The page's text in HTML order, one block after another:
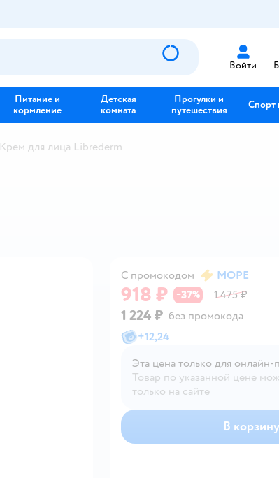
Войти
Питание и
кормление
Детская
комната
Прогулки и
путешествия
Спорт
Крем для лица Librederm
С промокодом МОРЕ
918 ₽ −37% 1 475 ₽
1 224 ₽ без промокода
+12,24
Эта цена только для
Товар по указанной цене
только на сайте
В корзину